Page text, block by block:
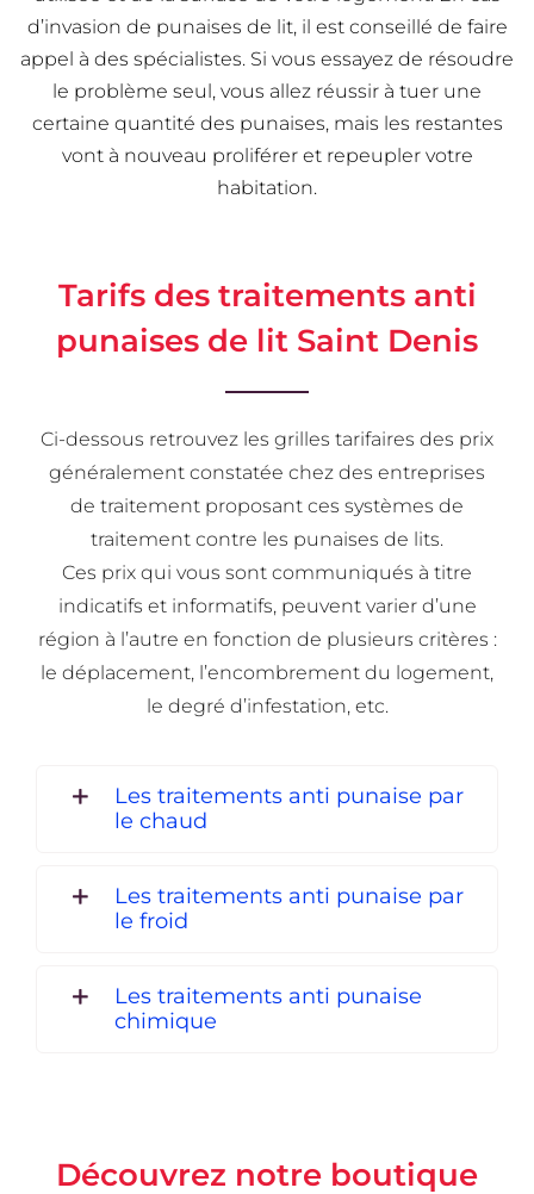
d’invasion de punaises de lit, il est conseillé de faire
appel à des spécialistes. Si vous essayez de résoudre
le problème seul, vous allez réussir à tuer une
certaine quantité des punaises, mais les restantes
vont à nouveau proliférer et repeupler votre
habitation.
Tarifs des traitements anti
punaises de lit Saint Denis
Ci-dessous retrouvez les grilles tarifaires des prix
généralement constatée chez des entreprises
de traitement proposant ces systèmes de
traitement contre les punaises de lits.
Ces prix qui vous sont communiqués à titre
indicatifs et informatifs, peuvent varier d’une
région à l’autre en fonction de plusieurs critères :
le déplacement, l’encombrement du logement,
le degré d’infestation, etc.
Les traitements anti punaise par
le chaud
Les traitements anti punaise par
le froid
Les traitements anti punaise
chimique
Découvrez notre boutique